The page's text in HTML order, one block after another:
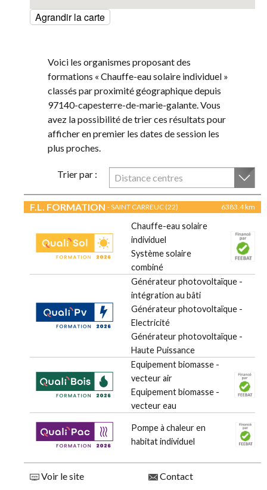
Agrandir la carte
Voici les organismes proposant des
formations « Chauffe-eau solaire individuel »
classés par proximité géographique depuis
97140-capesterre-de-marie-galante. Vous
avez la possibilité de trier ces résultats pour
afficher en premier les dates de session les
plus proches.
Trier par : Distance centres
F.L. FORMATION - SAINT CARREUC (22) 6383.4 km
Chauffe-eau solaire
individuel
Système solaire
combiné
Générateur photovoltaïque -
intégration au bâti
Générateur photovoltaïque -
Electricité
Générateur photovoltaïque -
Haute Puissance
Equipement biomasse -
vecteur air
Equipement biomasse -
vecteur eau
Pompe à chaleur en
habitat individuel
Voir le site Contact